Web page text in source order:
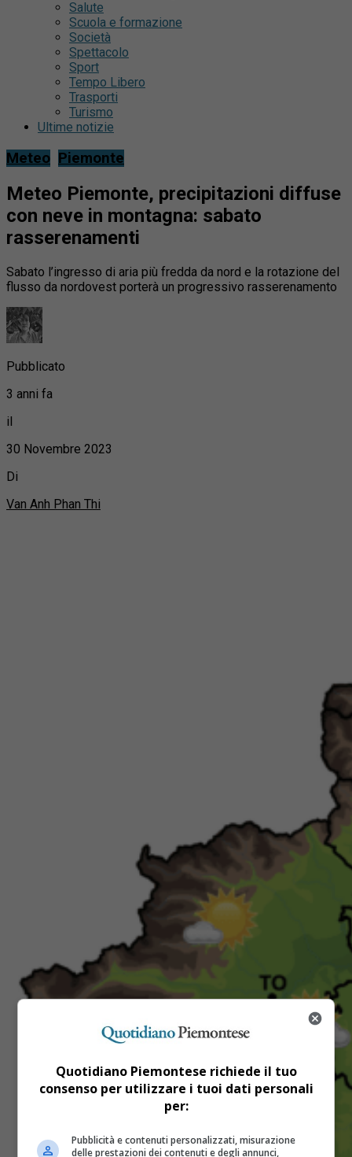
Salute
Scuola e formazione
Società
Spettacolo
Sport
Tempo Libero
Trasporti
Turismo
Ultime notizie
Meteo Piemonte
Meteo Piemonte, precipitazioni diffuse
con neve in montagna: sabato
rasserenamenti
Sabato l’ingresso di aria più fredda da nord e la rotazione del
flusso da nordovest porterà un progressivo rasserenamento
Pubblicato
3 anni fa
il
30 Novembre 2023
Di
Van Anh Phan Thi
Quotidiano Piemontese richiede il tuo
consenso per utilizzare i tuoi dati personali
per:
Pubblicità e contenuti personalizzati, misurazione
delle prestazioni dei contenuti e degli annunci,